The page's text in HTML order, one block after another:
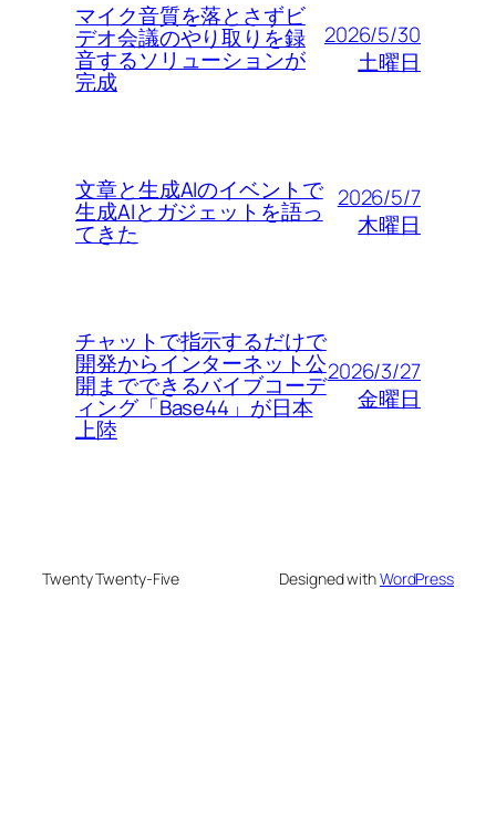
マイク音質を落とさずビ
デオ会議のやり取りを録
音するソリューションが
完成
2026/5/30
土曜日
文章と生成AIのイベントで
生成AIとガジェットを語っ
てきた
2026/5/7
木曜日
チャットで指示するだけで
開発からインターネット公
開までできるバイブコーデ
ィング「Base44」が日本
上陸
2026/3/27
金曜日
Twenty Twenty-Five Designed withWordPress